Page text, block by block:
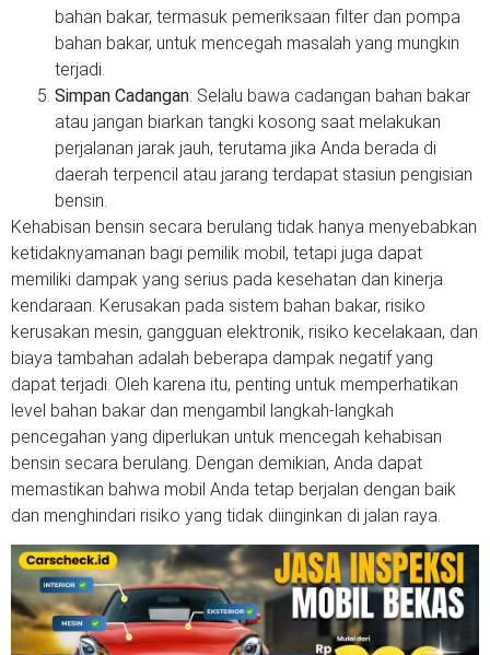
bahan bakar, termasuk pemeriksaan filter dan pompa
bahan bakar, untuk mencegah masalah yang mungkin
terjadi.
Simpan Cadangan: Selalu bawa cadangan bahan bakar
atau jangan biarkan tangki kosong saat melakukan
perjalanan jarak jauh, terutama jika Anda berada di
daerah terpencil atau jarang terdapat stasiun pengisian
bensin.
Kehabisan bensin secara berulang tidak hanya menyebabkan
ketidaknyamanan bagi pemilik mobil, tetapi juga dapat
memiliki dampak yang serius pada kesehatan dan kinerja
kendaraan. Kerusakan pada sistem bahan bakar, risiko
kerusakan mesin, gangguan elektronik, risiko kecelakaan, dan
biaya tambahan adalah beberapa dampak negatif yang
dapat terjadi. Oleh karena itu, penting untuk memperhatikan
level bahan bakar dan mengambil langkah-langkah
pencegahan yang diperlukan untuk mencegah kehabisan
bensin secara berulang. Dengan demikian, Anda dapat
memastikan bahwa mobil Anda tetap berjalan dengan baik
dan menghindari risiko yang tidak diinginkan di jalan raya.